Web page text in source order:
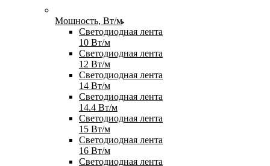
Мощность, Вт/м
Светодиодная лента
10 Вт/м
Светодиодная лента
12 Вт/м
Светодиодная лента
14 Вт/м
Светодиодная лента
14.4 Вт/м
Светодиодная лента
15 Вт/м
Светодиодная лента
16 Вт/м
Светодиодная лента